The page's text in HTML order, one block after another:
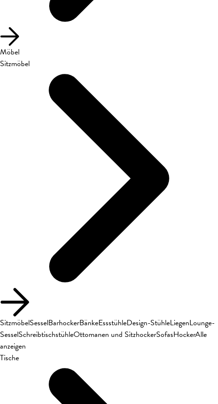
Möbel
Sitzmöbel
SitzmöbelSesselBarhockerBänkeEssstühleDesign-StühleLiegenLounge-
SesselSchreibtischstühleOttomanen und SitzhockerSofasHockerAlle
anzeigen
Tische